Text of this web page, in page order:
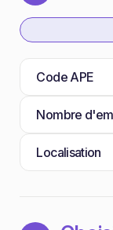
Code APE
Nombre
Localisation